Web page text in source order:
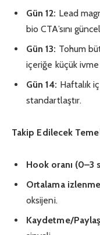
Gün 12: Lead
bio CTA’sını
Gün 13: Tohum
içeriğe küçük
Gün 14: Haftalık
standartlaştır.
Takip Edilecek
Hook oranı (0–3
Ortalama
oksijeni.
Kaydetme/